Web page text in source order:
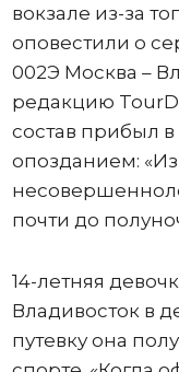
вокзале из-за
оповестили о
002Э Москва –
редакцию
состав прибыл
опозданием:
почти до
14-летняя
Владивосток в
путевку она